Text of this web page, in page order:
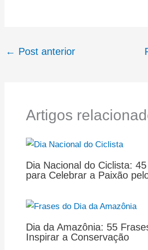
← Post anterior
Artigos
Dia Nacional do Ciclista:
para Celebrar a Paixão
Dia da Amazônia: 55
Inspirar a Conservação